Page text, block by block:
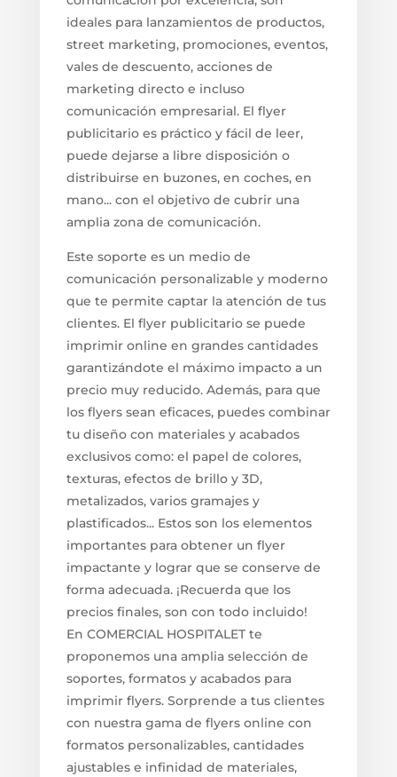
ideales para lanzamientos de productos,
street marketing, promociones, eventos,
vales de descuento, acciones de
marketing directo e incluso
comunicación empresarial. El flyer
publicitario es práctico y fácil de leer,
puede dejarse a libre disposición o
distribuirse en buzones, en coches, en
mano... con el objetivo de cubrir una
amplia zona de comunicación.
Este soporte es un medio de
comunicación personalizable y moderno
que te permite captar la atención de tus
clientes. El flyer publicitario se puede
imprimir online en grandes cantidades
garantizándote el máximo impacto a un
precio muy reducido. Además, para que
los flyers sean eficaces, puedes combinar
tu diseño con materiales y acabados
exclusivos como: el papel de colores,
texturas, efectos de brillo y 3D,
metalizados, varios gramajes y
plastificados... Estos son los elementos
importantes para obtener un flyer
impactante y lograr que se conserve de
forma adecuada. ¡Recuerda que los
precios finales, son con todo incluido!
En COMERCIAL HOSPITALET te
proponemos una amplia selección de
soportes, formatos y acabados para
imprimir flyers. Sorprende a tus clientes
con nuestra gama de flyers online con
formatos personalizables, cantidades
ajustables e infinidad de materiales,